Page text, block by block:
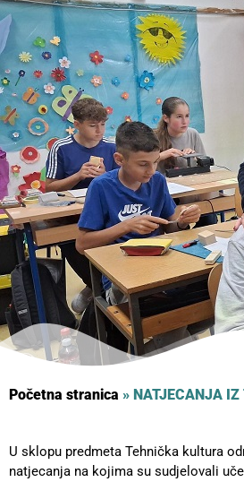
Početna stranica » NATJECANJA IZ
U sklopu predmeta Tehnička kultura
natjecanja na kojima su sudjelovali